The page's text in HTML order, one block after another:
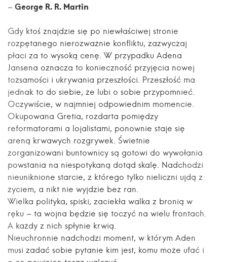
– George R. R. Martin
Gdy ktoś znajdzie się po niewłaściwej stronie
rozpętanego nierozważnie konfliktu, zazwyczaj
płaci za to wysoką cenę. W przypadku Adena
Jansena oznacza to konieczność przyjęcia nowej
tożsamości i ukrywania przeszłości. Przeszłość ma
jednak to do siebie, że lubi o sobie przypomnieć.
Oczywiście, w najmniej odpowiednim momencie.
Okupowana Gretia, rozdarta pomiędzy
reformatorami a lojalistami, ponownie staje się
areną krwawych rozgrywek. Świetnie
zorganizowani buntownicy są gotowi do wywołania
powstania na niespotykaną dotąd skalę. Nadchodzi
nieuniknione starcie, z którego tylko nieliczni ujdą z
życiem, a nikt nie wyjdzie bez ran.
Wielka polityka, spiski, zaciekła walka z bronią w
ręku – ta wojna będzie się toczyć na wielu frontach.
A każdy z nich spłynie krwią.
Nieuchronnie nadchodzi moment, w którym Aden
musi zadać sobie pytanie kim jest, komu może ufać i